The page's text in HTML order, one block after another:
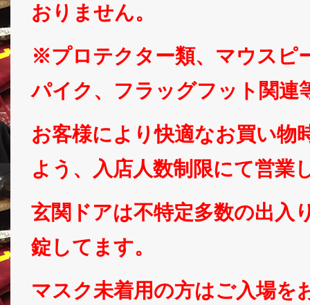
おりません。
※プロテクター類、マウスピ
パイク、フラッグフット関連
お客様により快適なお買い物
よう、入店人数制限にて営業
玄関ドアは不特定多数の出入
錠してます。
マスク未着用の方はご入場を